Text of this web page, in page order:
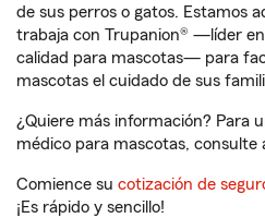
de sus perros o gatos. Estamos
trabaja con Trupanion® —líder
calidad para mascotas— para
mascotas el cuidado de sus
¿Quiere más información? Para
médico para mascotas, consulte
Comience su cotización de
¡Es rápido y sencillo!